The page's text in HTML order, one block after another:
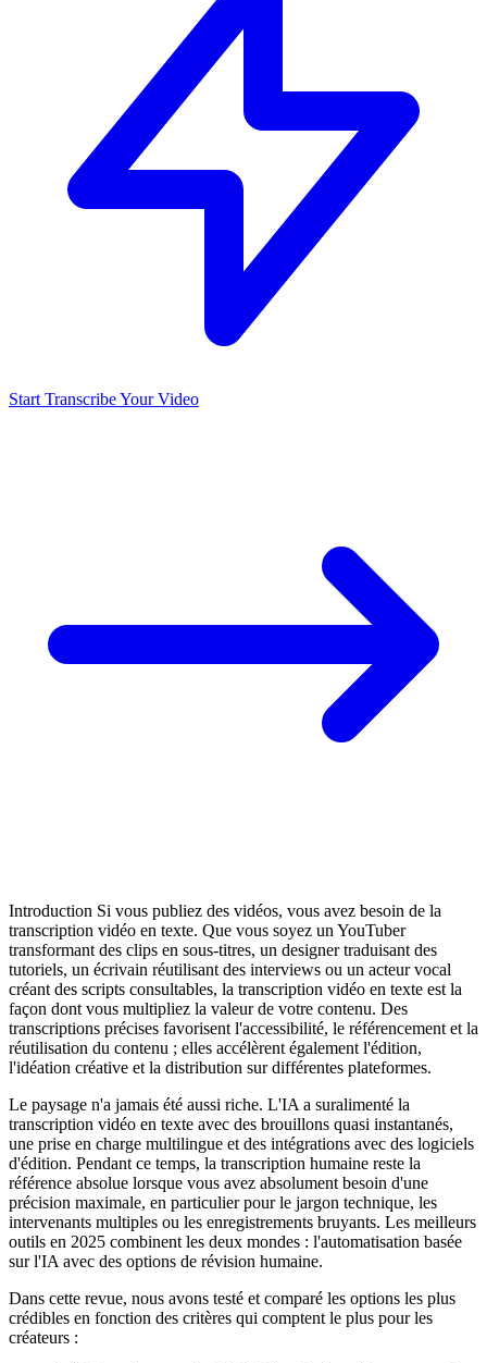
Start Transcribe Your Video
Introduction Si vous publiez des vidéos, vous avez besoin de la
transcription vidéo en texte. Que vous soyez un YouTuber
transformant des clips en sous-titres, un designer traduisant des
tutoriels, un écrivain réutilisant des interviews ou un acteur vocal
créant des scripts consultables, la transcription vidéo en texte est la
façon dont vous multipliez la valeur de votre contenu. Des
transcriptions précises favorisent l'accessibilité, le référencement et la
réutilisation du contenu ; elles accélèrent également l'édition,
l'idéation créative et la distribution sur différentes plateformes.
Le paysage n'a jamais été aussi riche. L'IA a suralimenté la
transcription vidéo en texte avec des brouillons quasi instantanés,
une prise en charge multilingue et des intégrations avec des logiciels
d'édition. Pendant ce temps, la transcription humaine reste la
référence absolue lorsque vous avez absolument besoin d'une
précision maximale, en particulier pour le jargon technique, les
intervenants multiples ou les enregistrements bruyants. Les meilleurs
outils en 2025 combinent les deux mondes : l'automatisation basée
sur l'IA avec des options de révision humaine.
Dans cette revue, nous avons testé et comparé les options les plus
crédibles en fonction des critères qui comptent le plus pour les
créateurs :